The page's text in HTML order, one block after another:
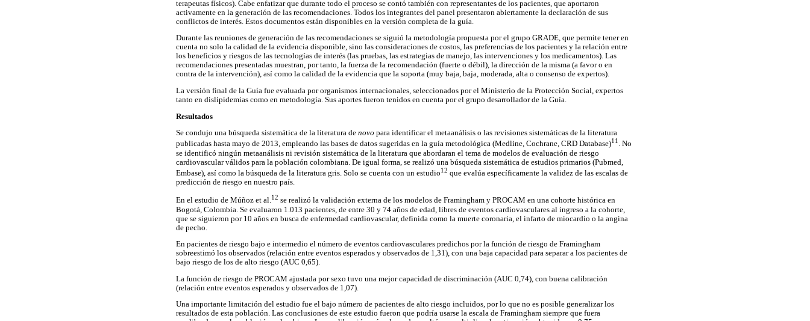
terapeutas físicos). Cabe enfatizar que durante todo el proceso se contó también con representantes de los pacientes, que aportaron
activamente en la generación de las recomendaciones. Todos los integrantes del panel presentaron abiertamente la declaración de sus
conflictos de interés. Estos documentos están disponibles en la versión completa de la guía.
Durante las reuniones de generación de las recomendaciones se siguió la metodología propuesta por el grupo GRADE, que permite tener en
cuenta no solo la calidad de la evidencia disponible, sino las consideraciones de costos, las preferencias de los pacientes y la relación entre
los beneficios y riesgos de las tecnologías de interés (las pruebas, las estrategias de manejo, las intervenciones y los medicamentos). Las
recomendaciones presentadas muestran, por tanto, la fuerza de la recomendación (fuerte o débil), la dirección de la misma (a favor o en
contra de la intervención), así como la calidad de la evidencia que la soporta (muy baja, baja, moderada, alta o consenso de expertos).
La versión final de la Guía fue evaluada por organismos internacionales, seleccionados por el Ministerio de la Protección Social, expertos
tanto en dislipidemias como en metodología. Sus aportes fueron tenidos en cuenta por el grupo desarrollador de la Guía.
Resultados
Se condujo una búsqueda sistemática de la literatura de novo para identificar el metaanálisis o las revisiones sistemáticas de la literatura
publicadas hasta mayo de 2013, empleando las bases de datos sugeridas en la guía metodológica (Medline, Cochrane, CRD Database)11. No
se identificó ningún metaanálisis ni revisión sistemática de la literatura que abordaran el tema de modelos de evaluación de riesgo
cardiovascular válidos para la población colombiana. De igual forma, se realizó una búsqueda sistemática de estudios primarios (Pubmed,
Embase), así como la búsqueda de la literatura gris. Solo se cuenta con un estudio12 que evalúa específicamente la validez de las escalas de
predicción de riesgo en nuestro país.
En el estudio de Múñoz et al.12 se realizó la validación externa de los modelos de Framingham y PROCAM en una cohorte histórica en
Bogotá, Colombia. Se evaluaron 1.013 pacientes, de entre 30 y 74 años de edad, libres de eventos cardiovasculares al ingreso a la cohorte,
que se siguieron por 10 años en busca de enfermedad cardiovascular, definida como la muerte coronaria, el infarto de miocardio o la angina
de pecho.
En pacientes de riesgo bajo e intermedio el número de eventos cardiovasculares predichos por la función de riesgo de Framingham
sobreestimó los observados (relación entre eventos esperados y observados de 1,31), con una baja capacidad para separar a los pacientes de
bajo riesgo de los de alto riesgo (AUC 0,65).
La función de riesgo de PROCAM ajustada por sexo tuvo una mejor capacidad de discriminación (AUC 0,74), con buena calibración
(relación entre eventos esperados y observados de 1,07).
Una importante limitación del estudio fue el bajo número de pacientes de alto riesgo incluidos, por lo que no es posible generalizar los
resultados de esta población. Las conclusiones de este estudio fueron que podría usarse la escala de Framingham siempre que fuera